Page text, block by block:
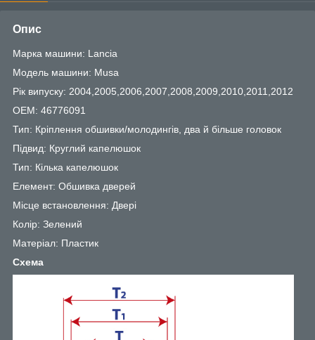
Опис
Марка машини: Lancia
Модель машини: Musa
Рік випуску: 2004,2005,2006,2007,2008,2009,2010,2011,2012
OEM: 46776091
Тип: Кріплення обшивки/молодингів, два й більше головок
Підвид: Круглий капелюшок
Тип: Кілька капелюшок
Елемент: Обшивка дверей
Місце встановлення: Двері
Колір: Зелений
Матеріал: Пластик
Схема